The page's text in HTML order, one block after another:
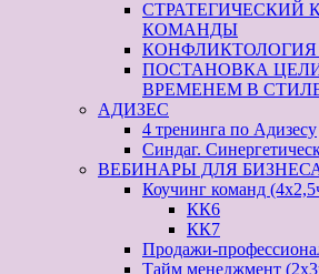
СТРАТЕГИЧЕСКИЙ
КОМАНДЫ
КОНФЛИКТОЛОГИЯ
ПОСТАНОВКА
ВРЕМЕНЕМ В
АДИЗЕС
4 тренинга по Адизесу
Синдаг.
ВЕБИНАРЫ ДЛЯ
Коучинг команд
КК6
КК7
Продажи-
Тайм менеджмент